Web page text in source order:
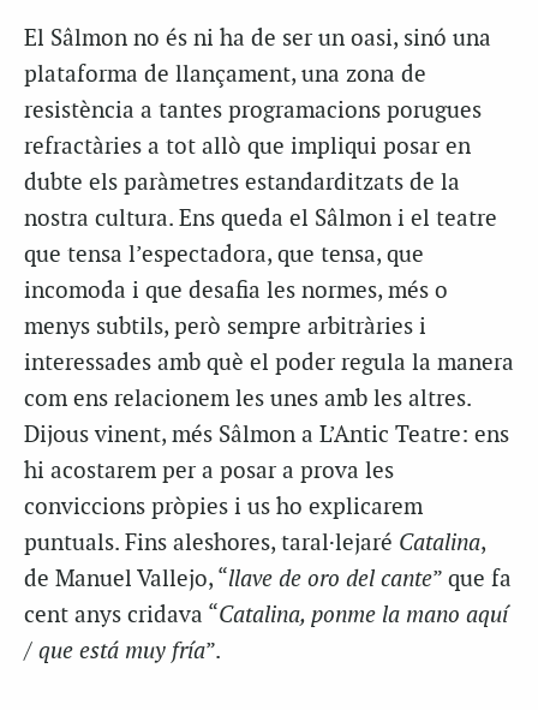
El Sâlmon no és ni ha de ser un oasi, sinó una
plataforma de llançament, una zona de
resistència a tantes programacions porugues
refractàries a tot allò que impliqui posar en
dubte els paràmetres estandarditzats de la
nostra cultura. Ens queda el Sâlmon i el teatre
que tensa l’espectadora, que tensa, que
incomoda i que desafia les normes, més o
menys subtils, però sempre arbitràries i
interessades amb què el poder regula la manera
com ens relacionem les unes amb les altres.
Dijous vinent, més Sâlmon a L’Antic Teatre: ens
hi acostarem per a posar a prova les
conviccions pròpies i us ho explicarem
puntuals. Fins aleshores, taral·lejaré Catalina,
de Manuel Vallejo, “llave de oro del cante” que fa
cent anys cridava “Catalina, ponme la mano aquí
/ que está muy fría”.